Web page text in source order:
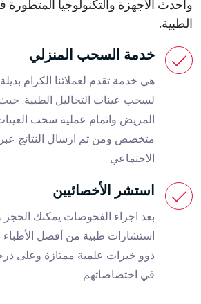
وأحدث الأجهزة والتكنولوجيا
الطبية.
خدمة السحب المنزلي
هي خدمة تقدم لعملائنا الكرام
لسحب عينات التحاليل الطبية.
المريض واتمام عملية سحب
متخصص ومن ثم ارسال النتائج
الاجتماعي
استشر الأخصائيين
بعد اجراء الفحوصات يمكنك
استشارات طبية من أفضل الأطباء
ذوو خبرات علمية ممتازة وعلى
في اختصاصاتهم.